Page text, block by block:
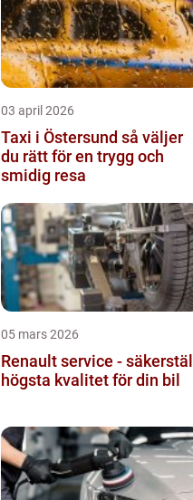
03 april 2026
Taxi i Östersund så väljer
du rätt för en trygg och
smidig resa
05 mars 2026
Renault service - säkerställ
högsta kvalitet för din bil